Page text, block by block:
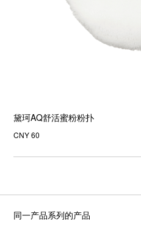
黛珂AQ舒活蜜粉粉扑
CNY 60
同一产品系列的产品